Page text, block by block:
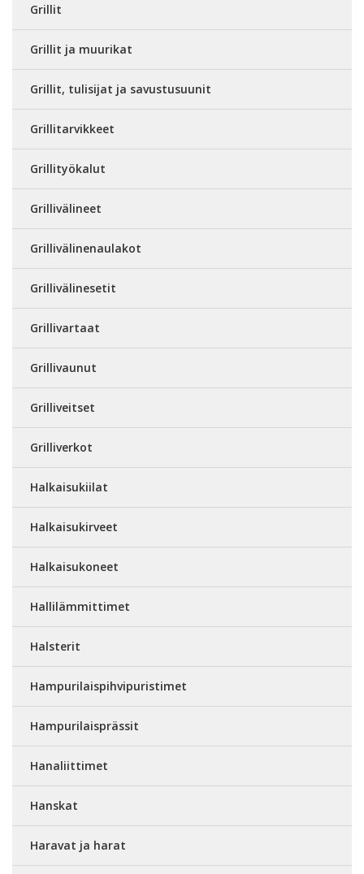
Grillit
Grillit ja muurikat
Grillit, tulisijat ja savustusuunit
Grillitarvikkeet
Grillityökalut
Grillivälineet
Grillivälinenaulakot
Grillivälinesetit
Grillivartaat
Grillivaunut
Grilliveitset
Grilliverkot
Halkaisukiilat
Halkaisukirveet
Halkaisukoneet
Hallilämmittimet
Halsterit
Hampurilaispihvipuristimet
Hampurilaisprässit
Hanaliittimet
Hanskat
Haravat ja harat